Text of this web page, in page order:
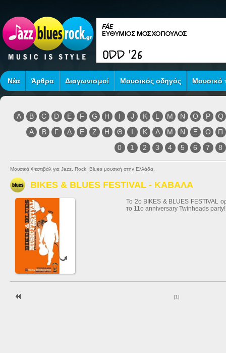
Νέα Άρθρα Διαγωνισμοί Μουσικός οδηγός Μουσικό
A B C D E F G H I J K L M N O P
Q
Α
Β Γ Δ Ε Ζ Η Θ Ι Κ Λ Μ Ν Ξ Ο
Π
0
1 2 3 4 5 6 7 8
Μουσικά Φεστιβάλ για Jazz, Rock, Blues μουσική στην Ελλάδα.
BIKES & BLUES FESTIVAL - ΚΑΒΑΛΑ
To 2o BIKES & BLUES FESTIVAL
το 11o anniversary Twinheads
|1 |